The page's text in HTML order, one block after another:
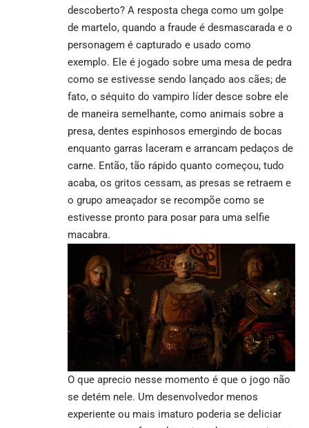
descoberto? A resposta chega como um golpe
de martelo, quando a fraude é desmascarada e o
personagem é capturado e usado como
exemplo. Ele é jogado sobre uma mesa de pedra
como se estivesse sendo lançado aos cães; de
fato, o séquito do vampiro líder desce sobre ele
de maneira semelhante, como animais sobre a
presa, dentes espinhosos emergindo de bocas
enquanto garras laceram e arrancam pedaços de
carne. Então, tão rápido quanto começou, tudo
acaba, os gritos cessam, as presas se retraem e
o grupo ameaçador se recompõe como se
estivesse pronto para posar para uma selfie
macabra.
O que aprecio nesse momento é que o jogo não
se detém nele. Um desenvolvedor menos
experiente ou mais imaturo poderia se deliciar